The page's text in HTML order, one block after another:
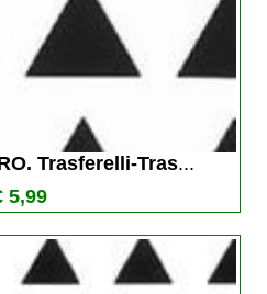
Trasferelli-Tras...
5,99